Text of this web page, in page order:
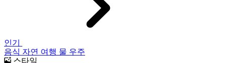
인기
음식 자연 여행 물 우주
스타일